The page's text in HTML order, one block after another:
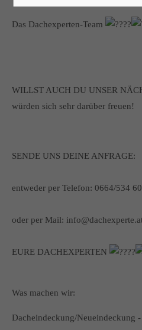
Das Dachexperten-Team
WILLST AUCH DU UNSER
würden sich sehr darüber freuen!
SENDE UNS DEINE ANFRAGE:
entweder per Telefon: 0664/534
oder per Mail:
EURE DACHEXPERTEN
Was machen wir:
Dacheindeckung/Neueindeckung